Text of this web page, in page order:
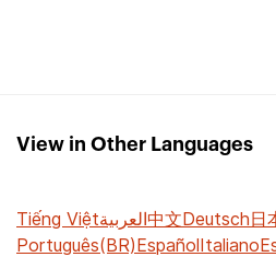
View in Other Languages
Tiếng Việtالعربية中文Deutsch日
Português(BR)EspañolItaliano